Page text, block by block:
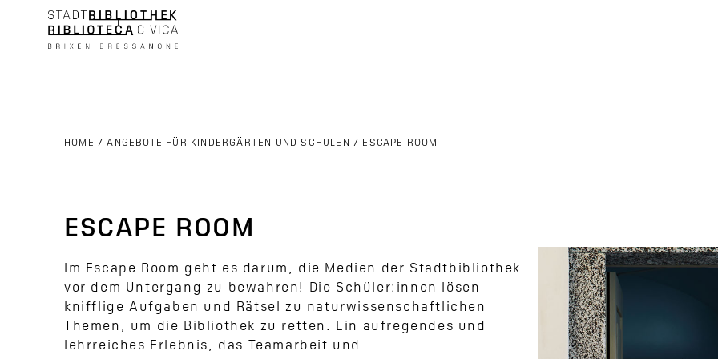
HOME /ANGEBOTE FÜR KINDERGÄRTEN UND SCHULEN / ESCAPE ROOM
ESCAPE ROOM
Im Escape Room geht es darum, die Medien der Stadtbibliothek
vor dem Untergang zu bewahren! Die Schüler:innen lösen
knifflige Aufgaben und Rätsel zu naturwissenschaftlichen
Themen, um die Bibliothek zu retten. Ein aufregendes und
lehrreiches Erlebnis, das Teamarbeit und